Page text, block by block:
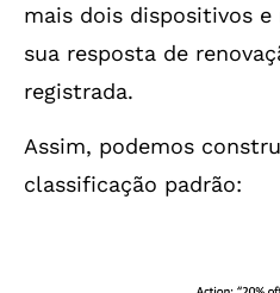
mais dois dispositivos e
sua resposta de
registrada.
Assim, podemos
classificação padrão: